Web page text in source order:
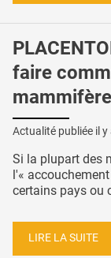
faire
Actualité publiée il y
Si la plupart des
l'«
certains pays ou
LIRE LA SUITE